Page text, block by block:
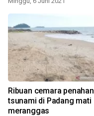
Ribuan cemara penahan
tsunami di Padang mati
meranggas